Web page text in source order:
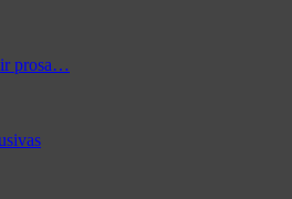
prosa…